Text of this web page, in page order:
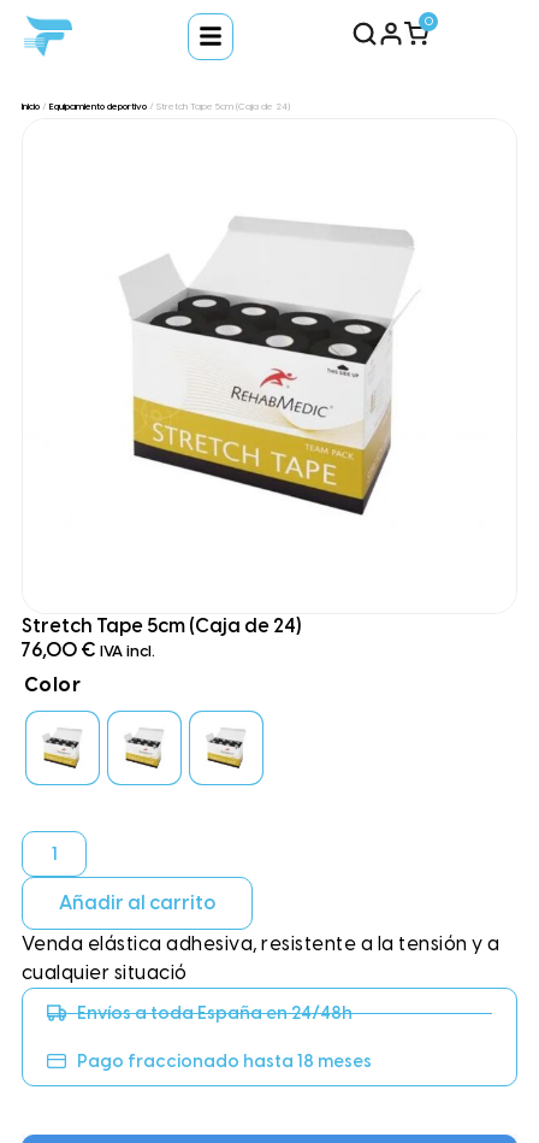
0
Inicio/ Equipamiento deportivo/ Stretch Tape 5cm (Caja de 24)
Stretch Tape 5cm (Caja de 24)
76,00 € IVA incl.
Color
Añadir al carrito
Venda elástica adhesiva, resistente a la tensión y a
cualquier situació
Envíos a toda España en 24/48h
Pago fraccionado hasta 18 meses